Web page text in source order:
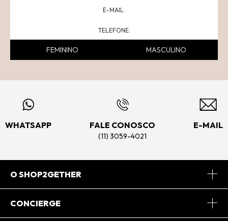
FEMININO MASCULINO
WHATSAPP FALE CONOSCO
(11) 3059-4021
E-MAIL
O SHOP2GETHER
Sobre Nós
CONCIERGE